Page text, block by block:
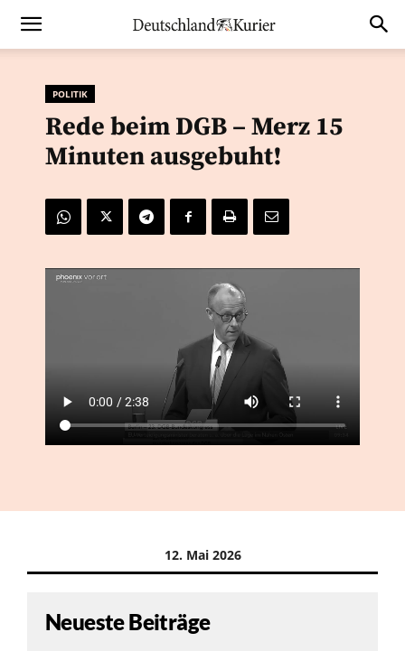
POLITIK
Rede beim DGB – Merz 15
Minuten ausgebuht!
12. Mai 2026
Neueste Beiträge